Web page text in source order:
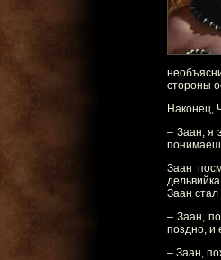
стороны
Наконец,
– Заан, я
Заан
Заан
– Заан,
поздно, и
– Заан,